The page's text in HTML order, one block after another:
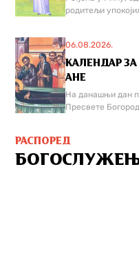
родитељи
06.08.2026.
КАЛЕНДАР ЗА
АНЕ
На данашњи дан
Пресвете
РАСПОРЕД